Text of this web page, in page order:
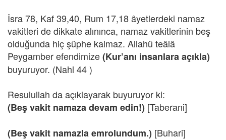
İsra 78, Kaf 39,40, Rum 17,18 âyetlerdeki namaz
vakitleri de dikkate alınınca, namaz vakitlerinin beş
olduğunda hiç şüphe kalmaz. Allahü teâlâ
Peygamber efendimize(Kur’anı insanlara açıkla)
buyuruyor. (Nahl 44 )
Resulullah da açıklayarak buyuruyor ki:
(Beş vakit namaza devam edin!) [Taberani]
(Beş vakit namazla emrolundum.) [Buhari]